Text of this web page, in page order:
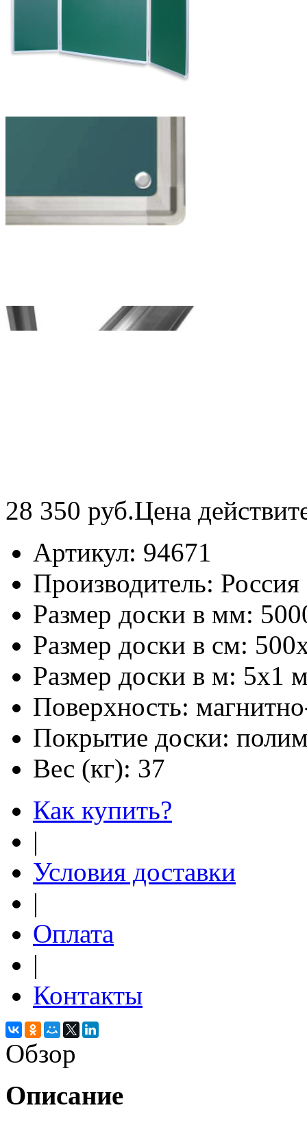
28 350 руб.Цена
Артикул: 94671
Производитель: Россия
Размер доски в мм:
Размер доски в см:
Размер доски в м: 5х1
Поверхность:
Покрытие доски:
Вес (кг): 37
Как купить?
|
Условия доставки
|
Оплата
|
Контакты
Обзор
Описание